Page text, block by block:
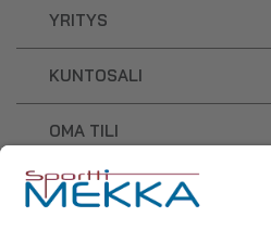
YRITYS
KUNTOSALI
OMA TILI
OSTOSKORI